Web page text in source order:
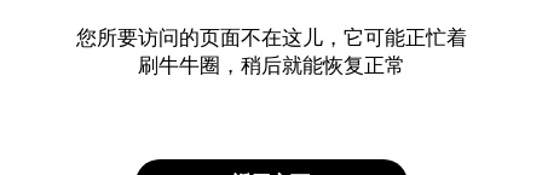
您所要访问的页面不在这儿，它可能正忙着
刷牛牛圈，稍后就能恢复正常